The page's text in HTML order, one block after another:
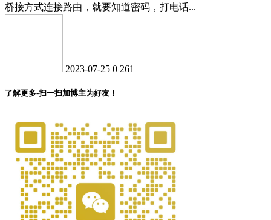
桥接方式连接路由，就要知道密码，打电话...
2023-07-25 0 261
了解更多-扫一扫加博主为好友！